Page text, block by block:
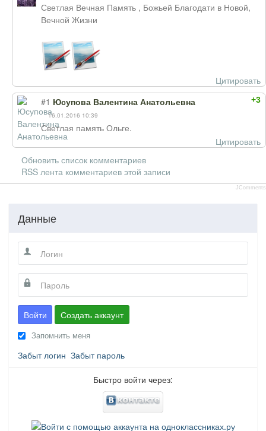
Светлая Вечная Память , Божьей Благодати в Новой,
Вечной Жизни
Цитировать
+3
#1 Юсупова Валентина Анатольевна
16.01.2016 10:39
Светлая память Ольге.
Цитировать
Обновить список комментариев
RSS лента комментариев этой записи
JComments
Данные
Войти Создать аккаунт
Запомнить меня
Забыт логин Забыт пароль
Быстро войти через: